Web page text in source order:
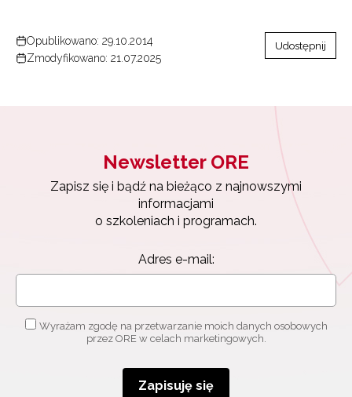
Opublikowano: 29.10.2014
Zmodyfikowano: 21.07.2025
Udostępnij
Newsletter ORE
Zapisz się i bądź na bieżąco z najnowszymi
informacjami
o szkoleniach i programach.
Adres e-mail:
Wyrażam zgodę na przetwarzanie moich danych osobowych
przez ORE w celach marketingowych.
Zapisuję się